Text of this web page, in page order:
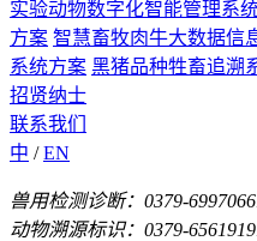
实验动物数字化智能管理系
方案 智慧畜牧肉牛大数据信
系统方案 黑猪品种牲畜追溯
招贤纳士
联系我们
中 /EN
兽用检测诊断：0379-
动物溯源标识：0379-